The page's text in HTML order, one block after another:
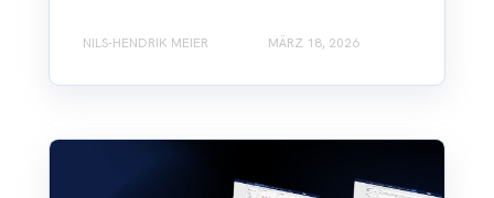
NILS-HENDRIK MEIER MÄRZ 18, 2026